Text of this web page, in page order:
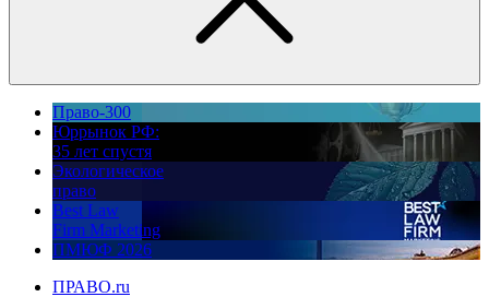
Право-300
Юррынок РФ:
35 лет спустя
Экологическое
право
Best Law
Firm Marketing
ПМЮФ 2026
ПРАВО.ru